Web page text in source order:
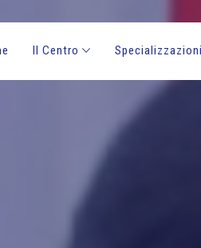
Il Centro Specializzazioni